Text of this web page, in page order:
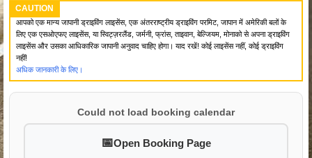
CAUTION
आपको एक मान्य जापानी ड्राइविंग लाइसेंस, एक अंतरराष्ट्रीय ड्राइविंग परमिट, जापान में अमेरिकी बलों के
लिए एक एसओएफए लाइसेंस, या स्विट्ज़रलैंड, जर्मनी, फ्रांस, ताइवान, बेल्जियम, मोनाको से अपना ड्राइविंग
लाइसेंस और उसका आधिकारिक जापानी अनुवाद चाहिए होगा। याद रखें! कोई लाइसेंस नहीं, कोई ड्राइविंग
नहीं!
अधिक जानकारी के लिए।
Could not load booking calendar
Open Booking Page